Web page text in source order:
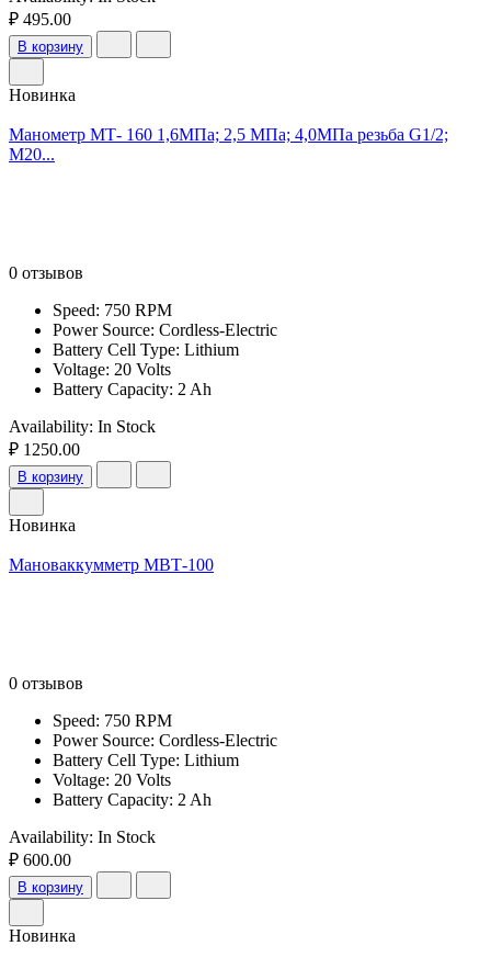
₽ 495.00
В корзину
Новинка
Манометр МТ- 160 1,6МПа; 2,5 МПа; 4,0МПа резьба G1/2;
М20...
0 отзывов
Speed: 750 RPM
Power Source: Cordless-Electric
Battery Cell Type: Lithium
Voltage: 20 Volts
Battery Capacity: 2 Ah
Availability: In Stock
₽ 1250.00
В корзину
Новинка
Мановаккумметр МВТ-100
0 отзывов
Speed: 750 RPM
Power Source: Cordless-Electric
Battery Cell Type: Lithium
Voltage: 20 Volts
Battery Capacity: 2 Ah
Availability: In Stock
₽ 600.00
В корзину
Новинка